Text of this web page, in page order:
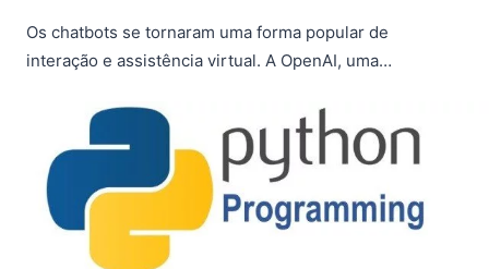
Os chatbots se tornaram uma forma popular de
interação e assistência virtual. A OpenAI, uma…